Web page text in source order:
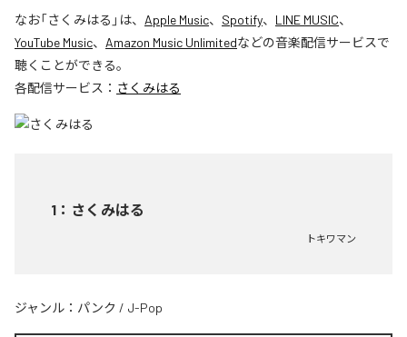
なお「さくみはる 」は、 Apple Music、 Spotify、 LINE MUSIC、
YouTube Music、 Amazon Music Unlimitedなどの音楽配信サービスで
聴くことができる。
各配信サービス： さくみはる
1 ： さくみはる
トキワマン
ジャンル： パンク / J-Pop